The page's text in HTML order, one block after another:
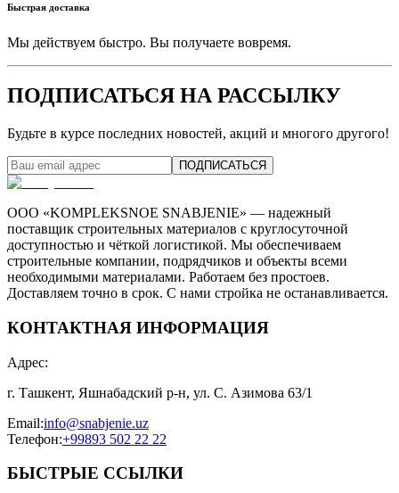
Быстрая доставка
Мы действуем быстро. Вы получаете вовремя.
ПОДПИСАТЬСЯ НА РАССЫЛКУ
Будьте в курсе последних новостей, акций и многого другого!
ПОДПИСАТЬСЯ
ООО «KOMPLEKSNOE SNABJENIE» — надежный
поставщик строительных материалов с круглосуточной
доступностью и чёткой логистикой. Мы обеспечиваем
строительные компании, подрядчиков и объекты всеми
необходимыми материалами. Работаем без простоев.
Доставляем точно в срок. С нами стройка не останавливается.
КОНТАКТНАЯ ИНФОРМАЦИЯ
Адрес:
г. Ташкент, Яшнабадский р-н, ул. С. Азимова 63/1
Email:info@snabjenie.uz
Телефон:+99893 502 22 22
БЫСТРЫЕ ССЫЛКИ